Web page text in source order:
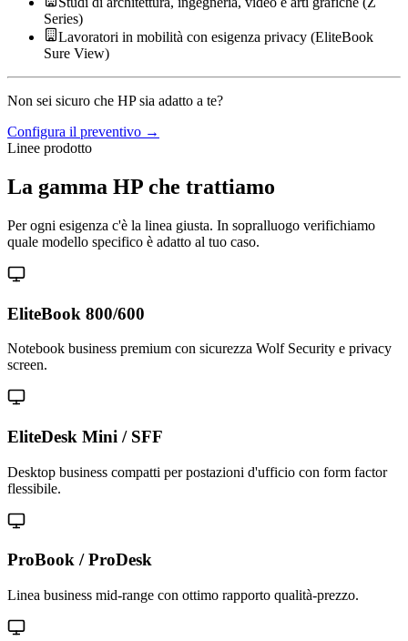
Series)
Lavoratori in mobilità con esigenza privacy (EliteBook
Sure View)
Non sei sicuro che HP sia adatto a te?
Configura il preventivo →
Linee prodotto
La gamma HP che trattiamo
Per ogni esigenza c'è la linea giusta. In sopralluogo verifichiamo
quale modello specifico è adatto al tuo caso.
EliteBook 800/600
Notebook business premium con sicurezza Wolf Security e privacy
screen.
EliteDesk Mini / SFF
Desktop business compatti per postazioni d'ufficio con form factor
flessibile.
ProBook / ProDesk
Linea business mid-range con ottimo rapporto qualità-prezzo.